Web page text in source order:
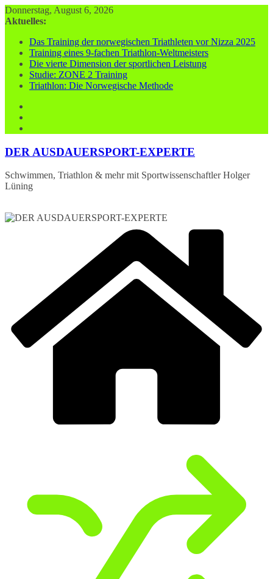
Zum
Inhalt
Donnerstag, August 6, 2026
Aktuelles:
Das Training der norwegischen Triathleten vor Nizza 2025
Training eines 9-fachen Triathlon-Weltmeisters
Die vierte Dimension der sportlichen Leistung
Studie: ZONE 2 Training
Triathlon: Die Norwegische Methode
DER AUSDAUERSPORT-EXPERTE
Schwimmen, Triathlon & mehr mit Sportwissenschaftler Holger
Lüning